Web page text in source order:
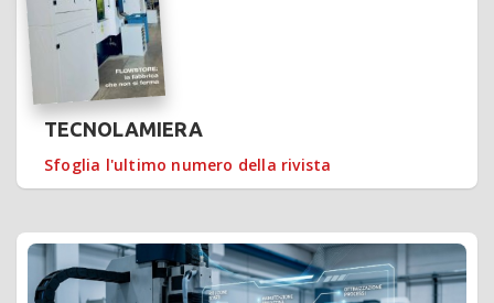
TECNOLAMIERA
Sfoglia l'ultimo numero della rivista